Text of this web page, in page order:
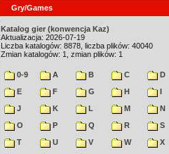
Gry/Games
Katalog gier (konwencja Kaz)
Aktualizacja: 2026-07-19
Liczba katalogów: 8878, liczba plików: 40040
Zmian katalogów: 1, zmian plików: 1
0-9 A B C
D
E
F G H
I
J
K L M
N
O
P Q R
S
T
U V W
X